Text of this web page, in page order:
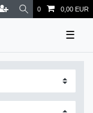
0 0,00 EUR
☰